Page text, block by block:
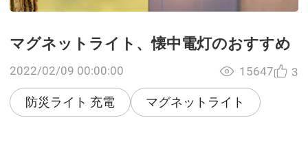
マグネットライト、懐中電灯のおすすめ
2022/02/09 00:00:00
防災ライト 充電 マグネットライト
15647 3